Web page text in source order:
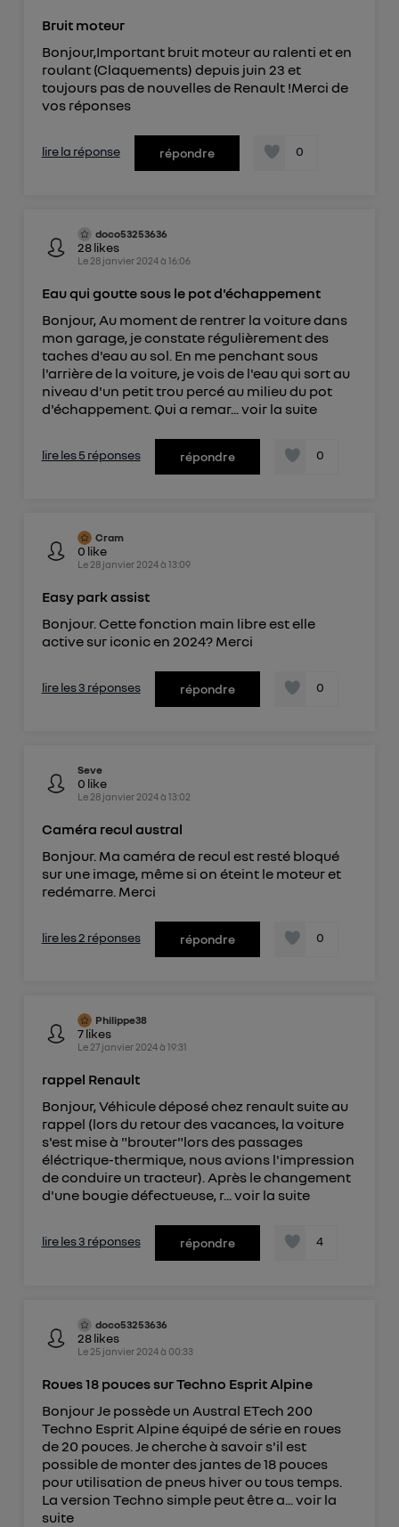
Bruit moteur
Bonjour,Important bruit moteur au ralenti et en
roulant (Claquements) depuis juin 23 et
toujours pas de nouvelles de Renault !Merci de
vos réponses
lire la réponse répondre 0
doco53253636
28likes
Le 28 janvier 2024à 16:06
Eau qui goutte sous le pot d'échappement
Bonjour, Au moment de rentrer la voiture dans
mon garage, je constate régulièrement des
taches d'eau au sol. En me penchant sous
l'arrière de la voiture, je vois de l'eau qui sort au
niveau d'un petit trou percé au milieu du pot
d'échappement. Qui a remar...voir la suite
lire les 5 réponses répondre 0
Cram
0 like
Le 28 janvier 2024à 13:09
Easy park assist
Bonjour. Cette fonction main libre est elle
active sur iconic en 2024? Merci
lire les 3 réponses répondre 0
Seve
0 like
Le 28 janvier 2024à 13:02
Caméra recul austral
Bonjour. Ma caméra de recul est resté bloqué
sur une image, même si on éteint le moteur et
redémarre. Merci
lire les 2 réponses répondre 0
Philippe38
7likes
Le 27 janvier 2024à 19:31
rappel Renault
Bonjour, Véhicule déposé chez renault suite au
rappel (lors du retour des vacances, la voiture
s'est mise à "brouter"lors des passages
éléctrique-thermique, nous avions l'impression
de conduire un tracteur). Après le changement
d'une bougie défectueuse, r...voir la suite
lire les 3 réponses répondre 4
doco53253636
28likes
Le 25 janvier 2024à 00:33
Roues 18 pouces sur Techno Esprit Alpine
Bonjour Je possède un Austral ETech 200
Techno Esprit Alpine équipé de série en roues
de 20 pouces. Je cherche à savoir s'il est
possible de monter des jantes de 18 pouces
pour utilisation de pneus hiver ou tous temps.
La version Techno simple peut être a... voir la
suite